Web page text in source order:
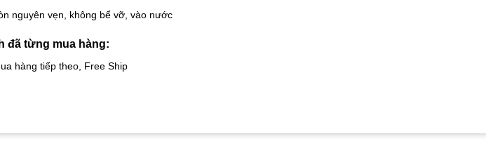
nguyên vẹn, không bể vỡ, vào nước
đã từng mua hàng:
hàng tiếp theo, Free Ship